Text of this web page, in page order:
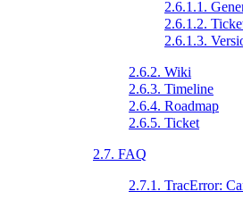
2.6.1.1.
2.6.1.2.
2.6.1.3.
2.6.2. Wiki
2.6.3. Timeline
2.6.4. Roadmap
2.6.5. Ticket
2.7. FAQ
2.7.1. TracError: